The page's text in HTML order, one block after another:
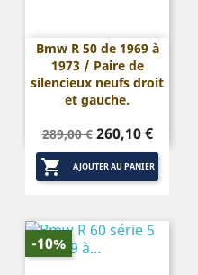
Bmw R 50 de 1969 à
1973 / Paire de
silencieux neufs droit
et gauche.
Prix
de
base
289,00 € Prix
260,10 €
 AJOUTER AU PANIER
-10%